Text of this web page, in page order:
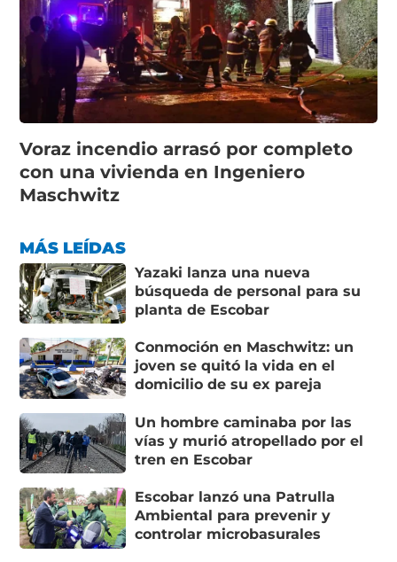
Voraz incendio arrasó por completo
con una vivienda en Ingeniero
Maschwitz
MÁS LEÍDAS
Yazaki lanza una nueva
búsqueda de personal para su
planta de Escobar
Conmoción en Maschwitz: un
joven se quitó la vida en el
domicilio de su ex pareja
Un hombre caminaba por las
vías y murió atropellado por el
tren en Escobar
Escobar lanzó una Patrulla
Ambiental para prevenir y
controlar microbasurales